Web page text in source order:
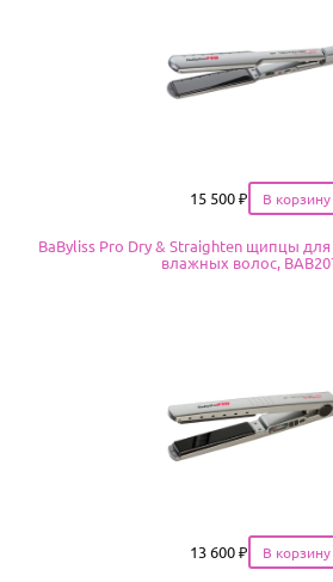
Цена
15 500₽
BaByliss Pro Dry & Straighten щипцы
влажных волос,
Цена
13 600₽